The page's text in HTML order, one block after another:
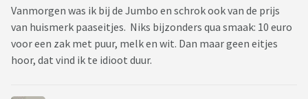
Vanmorgen was ik bij de Jumbo en schrok ook van de prijs
van huismerk paaseitjes. Niks bijzonders qua smaak: 10 euro
voor een zak met puur, melk en wit. Dan maar geen eitjes
hoor, dat vind ik te idioot duur.